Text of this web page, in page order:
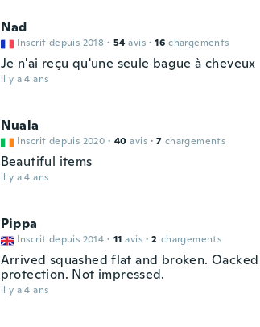
Nad
Inscrit depuis 2018 · 54 avis · 16 chargements
Je n'ai reçu qu'une seule bague à cheveux
il y a 4 ans
Nuala
Inscrit depuis 2020 · 40 avis · 7 chargements
Beautiful items
il y a 4 ans
Pippa
Inscrit depuis 2014 · 11 avis · 2 chargements
Arrived squashed flat and broken.
protection. Not impressed.
il y a 4 ans